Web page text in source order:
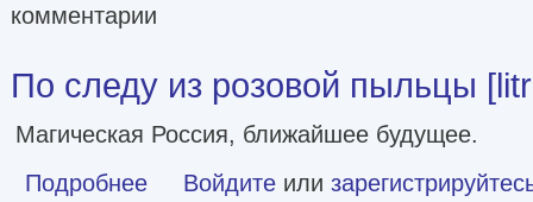
комментарии
По следу из розовой пыльцы
Магическая Россия, ближайшее будущее.
Подробнее о По следу из розовой пыльцы [litres]
Войдите или